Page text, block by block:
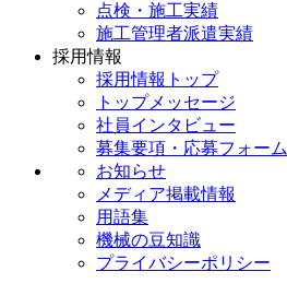
点検・施工実績
施工管理者派遣実績
採用情報
採用情報トップ
トップメッセージ
社員インタビュー
募集要項・応募フォーム
お知らせ
メディア掲載情報
用語集
機械の豆知識
プライバシーポリシー